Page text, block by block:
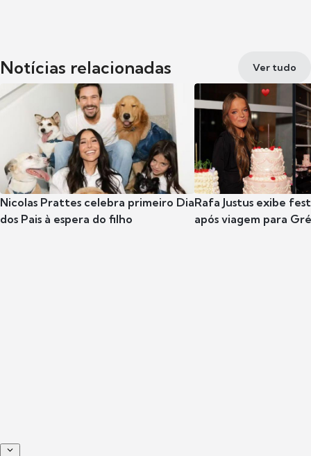
Notícias relacionadas Ver tudo
Nicolas Prattes celebra primeiro Dia
dos Pais à espera do filho
Rafa Justus exibe
após viagem para